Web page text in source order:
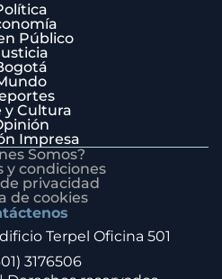
Público
y Cultura
Impresa
Somos?
y condiciones
privacidad
de cookies
Terpel Oficina 501
3176506